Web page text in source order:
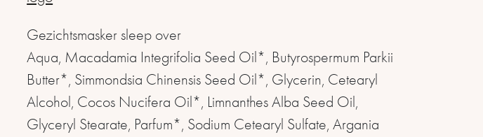
Gezichtsmasker sleep over
Aqua, Macadamia Integrifolia Seed Oil*, Butyrospermum Parkii
Butter*, Simmondsia Chinensis Seed Oil*, Glycerin, Cetearyl
Alcohol, Cocos Nucifera Oil*, Limnanthes Alba Seed Oil,
Glyceryl Stearate, Parfum*, Sodium Cetearyl Sulfate, Argania